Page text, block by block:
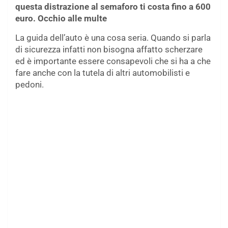
questa distrazione al semaforo ti costa fino a 600
euro. Occhio alle multe
La guida dell’auto è una cosa seria. Quando si parla
di sicurezza infatti non bisogna affatto scherzare
ed è importante essere consapevoli che si ha a che
fare anche con la tutela di altri automobilisti e
pedoni.